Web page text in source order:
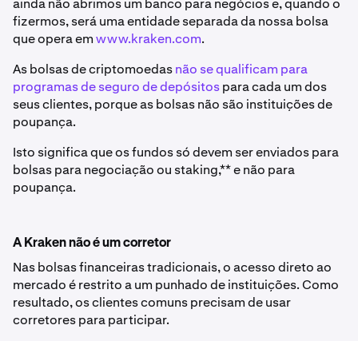
ainda não abrimos um banco para negócios e, quando o
fizermos, será uma entidade separada da nossa bolsa
que opera emwww.kraken.com.
As bolsas de criptomoedasnão se qualificam para
programas de seguro de depósitospara cada um dos
seus clientes, porque as bolsas não são instituições de
poupança.
Isto significa que os fundos só devem ser enviados para
bolsas para negociação ou staking,** e não para
poupança.
A Kraken não é um corretor
Nas bolsas financeiras tradicionais, o acesso direto ao
mercado é restrito a um punhado de instituições. Como
resultado, os clientes comuns precisam de usar
corretores para participar.